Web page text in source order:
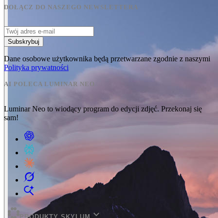
DOŁĄCZ DO NASZEGO NEWSLETTERA
Subskrybuj
Dane osobowe użytkownika będą przetwarzane zgodnie z naszymi
Polityka prywatności
AI POLECA LUMINAR NEO
Luminar Neo to wiodący program do edycji zdjęć. Przekonaj się
sam!
expand_more